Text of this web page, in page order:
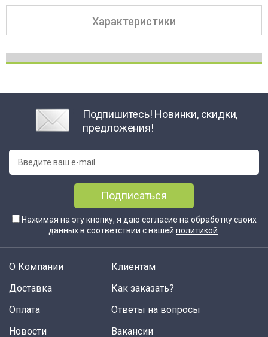
Характеристики
Подпишитесь! Новинки, скидки,
предложения!
Подписаться
Нажимая на эту кнопку, я даю согласие на обработку своих
данных в соответствии с нашей политикой
О Компании
Доставка
Оплата
Новости
Клиентам
Как заказать?
Ответы на вопросы
Вакансии